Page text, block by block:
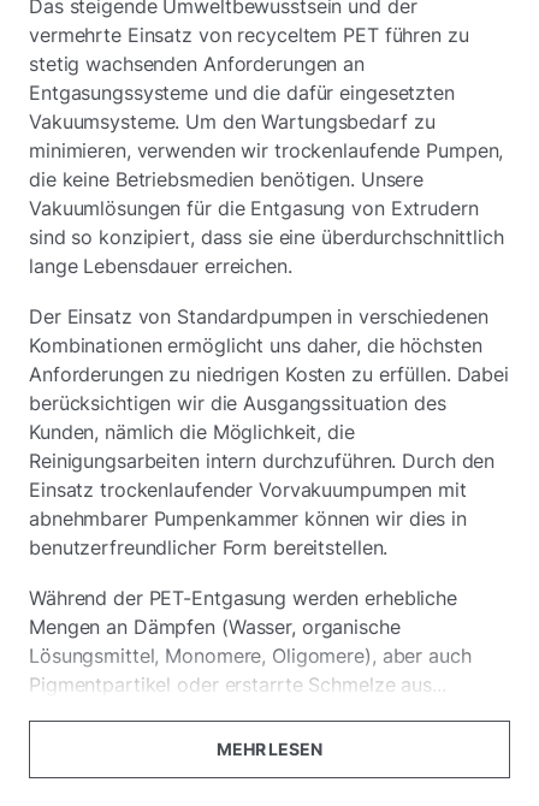
Das steigende Umweltbewusstsein und der
vermehrte Einsatz von recyceltem PET führen zu
stetig wachsenden Anforderungen an
Entgasungssysteme und die dafür eingesetzten
Vakuumsysteme. Um den Wartungsbedarf zu
minimieren, verwenden wir trockenlaufende Pumpen,
die keine Betriebsmedien benötigen. Unsere
Vakuumlösungen für die Entgasung von Extrudern
sind so konzipiert, dass sie eine überdurchschnittlich
lange Lebensdauer erreichen.
Der Einsatz von Standardpumpen in verschiedenen
Kombinationen ermöglicht uns daher, die höchsten
Anforderungen zu niedrigen Kosten zu erfüllen. Dabei
berücksichtigen wir die Ausgangssituation des
Kunden, nämlich die Möglichkeit, die
Reinigungsarbeiten intern durchzuführen. Durch den
Einsatz trockenlaufender Vorvakuumpumpen mit
abnehmbarer Pumpenkammer können wir dies in
benutzerfreundlicher Form bereitstellen.
Während der PET-Entgasung werden erhebliche
Mengen an Dämpfen (Wasser, organische
Lösungsmittel, Monomere, Oligomere), aber auch
Pigmentpartikel oder erstarrte Schmelze aus...
MEHR LESEN